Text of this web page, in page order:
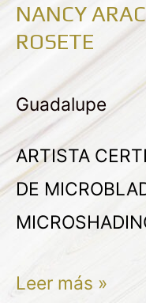
NANCY
ROSETE
Guadalupe
ARTISTA
DE
NANCY
ARACELI
SANTAMARIA
ROSETE
Leer más »